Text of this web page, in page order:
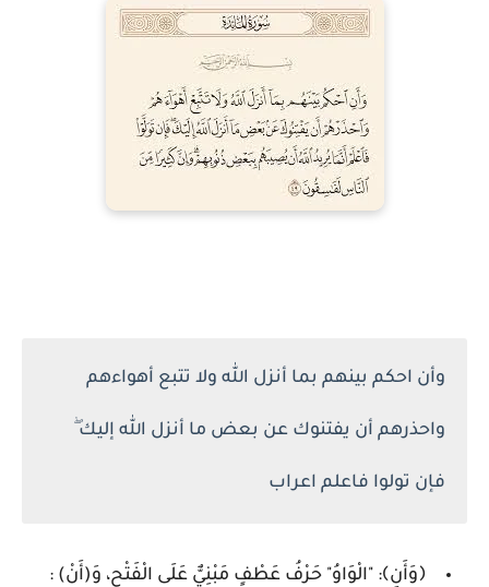
وأن احكم بينهم بما أنزل الله ولا تتبع أهواءهم
واحذرهم أن يفتنوك عن بعض ما أنزل الله إليك ۖ
فإن تولوا فاعلم اعراب
﴿وَأَنِ﴾: "الْوَاوُ" حَرْفُ عَطْفٍ مَبْنِيٌّ عَلَى الْفَتْحِ، وَ(أَنْ) :